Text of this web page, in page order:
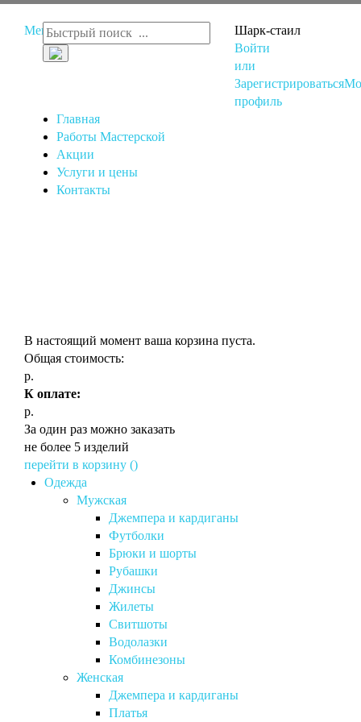
Меню
Шарк-стаил
Войти
или
Зарегистрироваться
профиль
Главная
Работы Мастерской
Акции
Услуги и цены
Контакты
В настоящий момент ваша корзина пуста.
Общая стоимость:
р.
К оплате:
р.
За один раз можно заказать
не более 5 изделий
перейти в корзину ()
Одежда
Мужская
Джемпера и кардиганы
Футболки
Брюки и шорты
Рубашки
Джинсы
Жилеты
Свитшоты
Водолазки
Комбинезоны
Женская
Джемпера и кардиганы
Платья